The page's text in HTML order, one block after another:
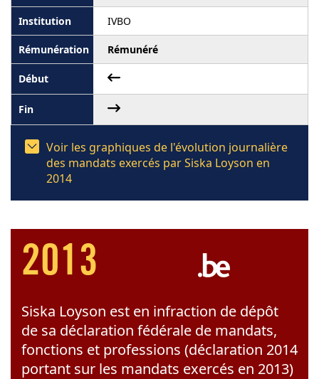
IVBO
Rémunéré
Voir les graphiques de l'évolution journalière
des mandats exercés par Siska Loyson en
2014
2013
Siska Loyson est en infraction de dépôt
de sa déclaration fédérale de mandats,
fonctions et professions (déclaration 2014
portant sur les mandats exercés en 2013)